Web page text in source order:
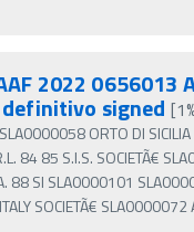
2022 0656013
definitivo signed
ORTO DI SICILIA
84 85 S.I.S. SOCIETÃ€
88 SI SLA0000101
SOCIETÃ€ SLA0000072